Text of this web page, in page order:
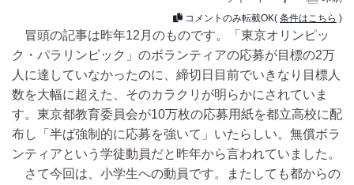
コメントのみ転載OK( 条件はこちら )
冒頭の記事は昨年12月のものです。「東京オリンピッ
ク・パラリンピック」のボランティアの応募が目標の2万
人に達していなかったのに、締切日目前でいきなり目標人
数を大幅に超えた、そのカラクリが明らかにされていま
す。東京都教育委員会が10万枚の応募用紙を都立高校に配
布し「半ば強制的に応募を強いて」いたらしい。無償ボラ
ンティアという学徒動員だと昨年から言われていました。
さて今回は、小学生への動員です。またしても都からの